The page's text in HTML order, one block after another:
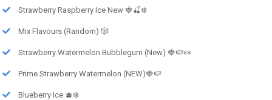
Strawberry Raspberry Ice New 🍓🍒❄️
Mix Flavours (Random) 🎲
Strawberry Watermelon Bubblegum (New) 🍓🍉🍬
Prime Strawberry Watermelon (NEW)🍓🍉
Blueberry Ice 🫐❄️